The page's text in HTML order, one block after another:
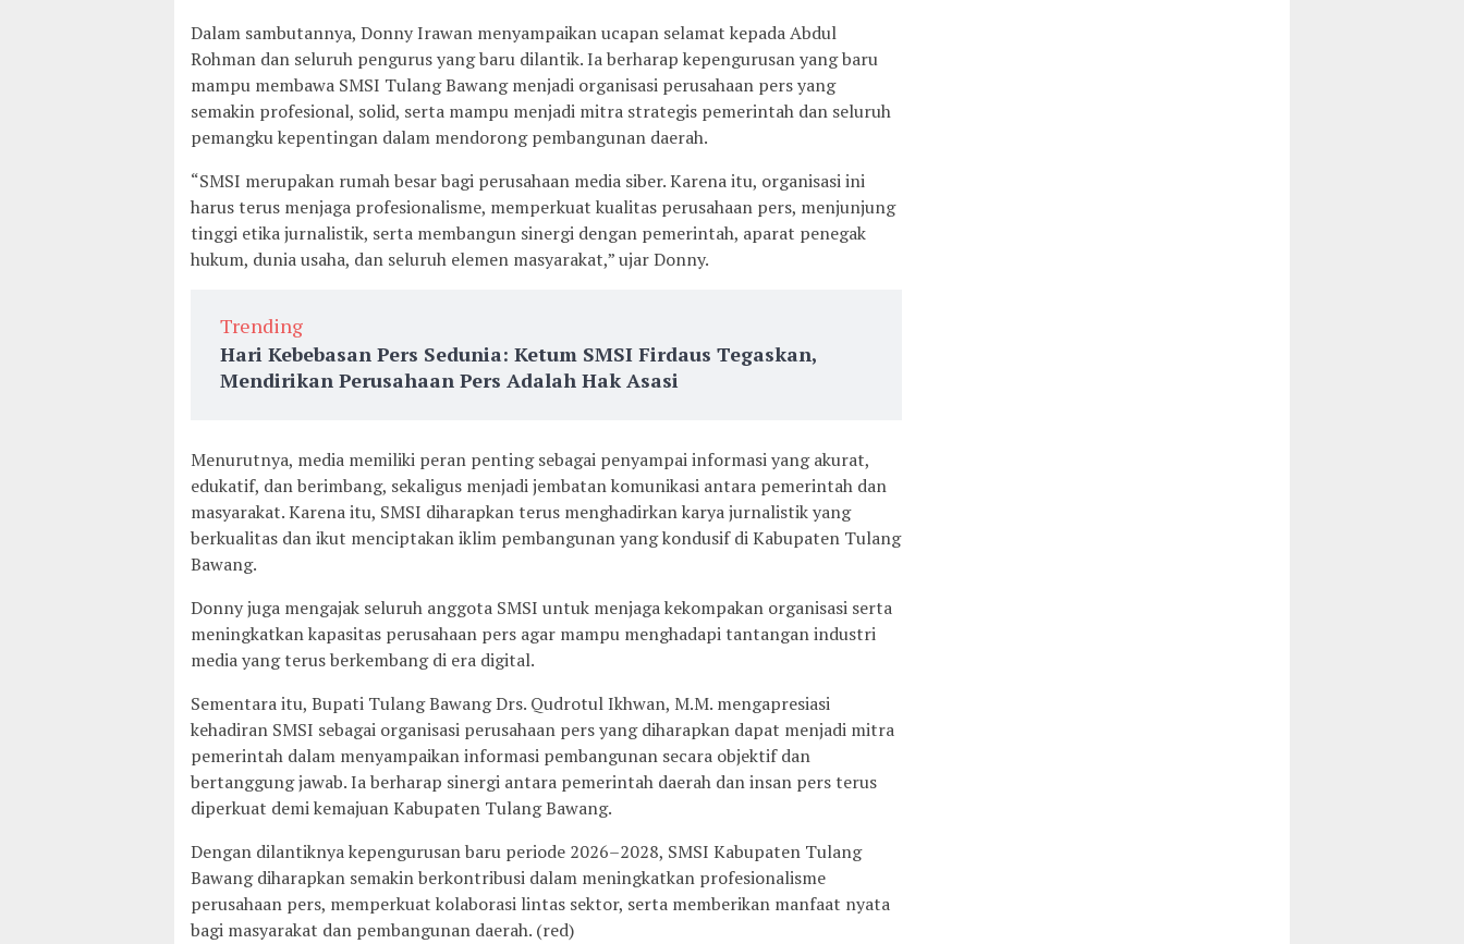
Dalam sambutannya, Donny Irawan menyampaikan ucapan selamat kepada Abdul
Rohman dan seluruh pengurus yang baru dilantik. Ia berharap kepengurusan yang baru
mampu membawa SMSI Tulang Bawang menjadi organisasi perusahaan pers yang
semakin profesional, solid, serta mampu menjadi mitra strategis pemerintah dan seluruh
pemangku kepentingan dalam mendorong pembangunan daerah.
“SMSI merupakan rumah besar bagi perusahaan media siber. Karena itu, organisasi ini
harus terus menjaga profesionalisme, memperkuat kualitas perusahaan pers, menjunjung
tinggi etika jurnalistik, serta membangun sinergi dengan pemerintah, aparat penegak
hukum, dunia usaha, dan seluruh elemen masyarakat,” ujar Donny.
Trending
Hari Kebebasan Pers Sedunia: Ketum SMSI Firdaus Tegaskan,
Mendirikan Perusahaan Pers Adalah Hak Asasi
Menurutnya, media memiliki peran penting sebagai penyampai informasi yang akurat,
edukatif, dan berimbang, sekaligus menjadi jembatan komunikasi antara pemerintah dan
masyarakat. Karena itu, SMSI diharapkan terus menghadirkan karya jurnalistik yang
berkualitas dan ikut menciptakan iklim pembangunan yang kondusif di Kabupaten Tulang
Bawang.
Donny juga mengajak seluruh anggota SMSI untuk menjaga kekompakan organisasi serta
meningkatkan kapasitas perusahaan pers agar mampu menghadapi tantangan industri
media yang terus berkembang di era digital.
Sementara itu, Bupati Tulang Bawang Drs. Qudrotul Ikhwan, M.M. mengapresiasi
kehadiran SMSI sebagai organisasi perusahaan pers yang diharapkan dapat menjadi mitra
pemerintah dalam menyampaikan informasi pembangunan secara objektif dan
bertanggung jawab. Ia berharap sinergi antara pemerintah daerah dan insan pers terus
diperkuat demi kemajuan Kabupaten Tulang Bawang.
Dengan dilantiknya kepengurusan baru periode 2026–2028, SMSI Kabupaten Tulang
Bawang diharapkan semakin berkontribusi dalam meningkatkan profesionalisme
perusahaan pers, memperkuat kolaborasi lintas sektor, serta memberikan manfaat nyata
bagi masyarakat dan pembangunan daerah. (red)